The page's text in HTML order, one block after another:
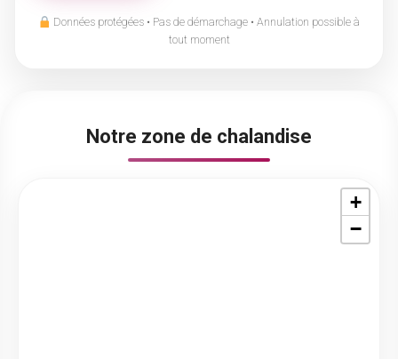
Données protégées • Pas de démarchage • Annulation possible à
tout moment
Notre zone de chalandise
+
−